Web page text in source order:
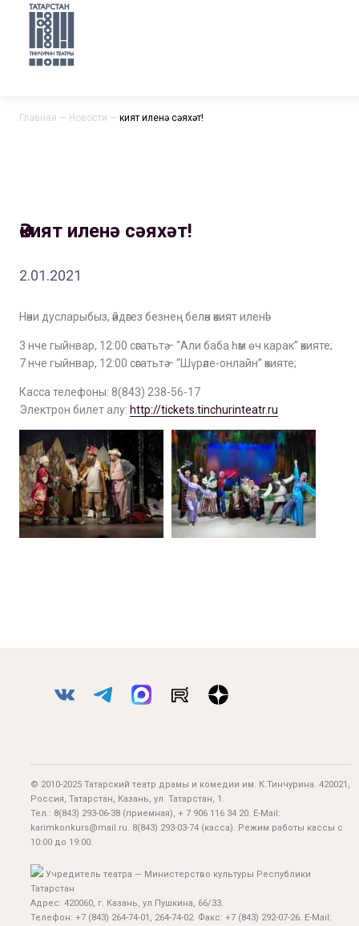
Главная — Новости — Әкият иленә сәяхәт!
Әкият иленә сәяхәт!
2.01.2021
Нәни дусларыбыз, әйдәгез безнең белән әкият иленә!
3 нче гыйнвар, 12:00 сәгатьтә – “Али баба һәм өч карак” әкияте;
7 нче гыйнвар, 12:00 сәгатьтә – “Шүрәле-онлайн” әкияте;
Касса телефоны: 8(843) 238-56-17
Электрон билет алу: http://tickets.tinchurinteatr.ru
© 2010-2025 Татарский театр драмы и комедии им. К.Тинчурина. 420021,
Россия, Татарстан, Казань, ул. Татарстан, 1.
Тел.: 8(843) 293-06-38 (приемная), + 7 906 116 34 20. E-Mail:
karimkonkurs@mail.ru. 8(843) 293-03-74 (касса). Режим работы кассы с
10:00 до 19:00.
Учредитель театра — Министерство культуры Республики
Татарстан
Адрес: 420060, г. Казань, ул.Пушкина, 66/33.
Телефон: +7 (843) 264-74-01, 264-74-02. Факс: +7 (843) 292-07-26. E-Mail: